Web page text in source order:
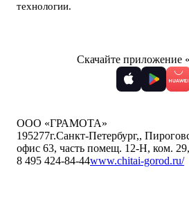
технологии.
Скачайте приложение
ООО «ГРАМОТА»
195277г.Санкт-Петербург,,
офис 63, часть помещ. 12-Н, ком. 29,
8 495 424-84-44www.chitai-gorod.ru/